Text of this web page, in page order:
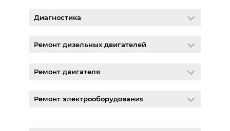
Диагностика
Ремонт дизельных двигателей
Ремонт двигателя
Ремонт электрооборудования